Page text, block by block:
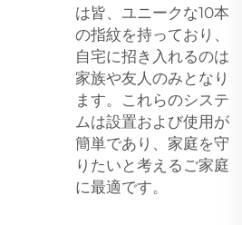
は皆、ユニークな10本
の指紋を持っており、
自宅に招き入れるのは
家族や友人のみとなり
ます。これらのシステ
ムは設置および使用が
簡単であり、家庭を守
りたいと考えるご家庭
に最適です。